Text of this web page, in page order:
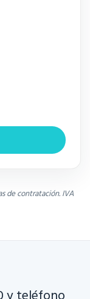
de contratación. IVA